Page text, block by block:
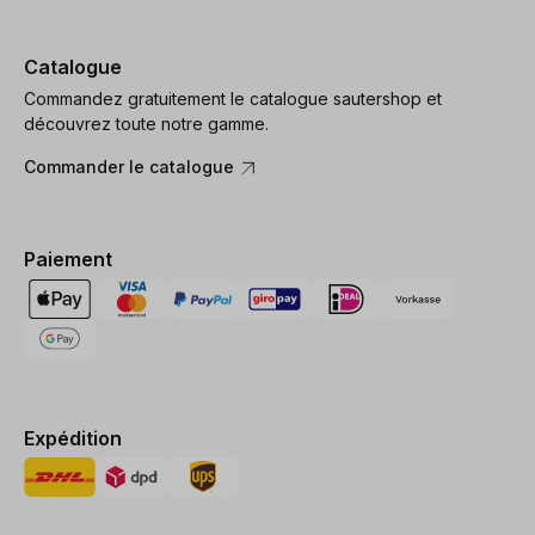
Catalogue
Commandez gratuitement le catalogue sautershop et
découvrez toute notre gamme.
Commander le catalogue
Paiement
Expédition